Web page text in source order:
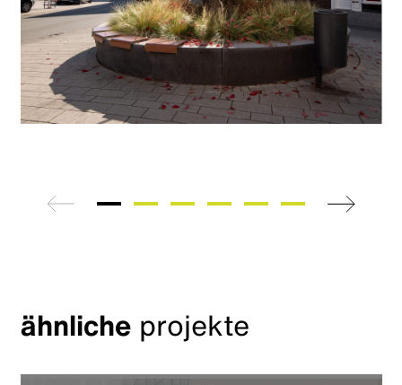
zurück weiter
ähnlicheprojekte